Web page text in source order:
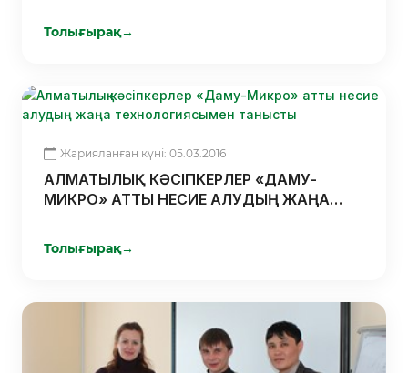
СЕМИНАР ӨТТІ
Толығырақ→
Жарияланған күні: 05.03.2016
АЛМАТЫЛЫҚ КӘСІПКЕРЛЕР «ДАМУ-
MИКРО» АТТЫ НЕСИЕ АЛУДЫҢ ЖАҢА
Толығырақ→